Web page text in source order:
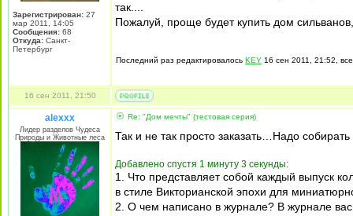
Зарегистрирован: 27
мар 2011, 14:05
Сообщения: 68
Откуда: Санкт-
Петербург
так....
Пожалуй, проще будет купить дом
Последний раз редактировалось KEY 16 сен 2011, 21:52,
16 сен 2011, 21:50
alexxx
Лидер разделов Чудеса
Природы и Животные леса
Re: "Дом мечты" (тестовая серия)
Так и не так просто заказать…Надо
Добавлено спустя 1 минуту 3 секунды:
1. Что представляет собой каждый выпуск
в стиле Викторианской эпохи для
2. О чем написано в журнале? В журнале